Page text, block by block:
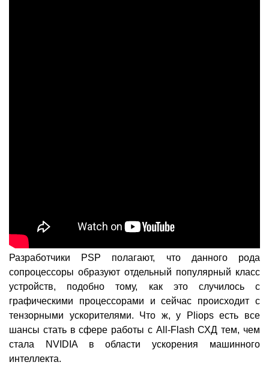
Разработчики PSP полагают, что данного рода
сопроцессоры образуют отдельный популярный класс
устройств, подобно тому, как это случилось с
графическими процессорами и сейчас происходит с
тензорными ускорителями. Что ж, у Pliops есть все
шансы стать в сфере работы с All-Flash СХД тем, чем
стала NVIDIA в области ускорения машинного
интеллекта.